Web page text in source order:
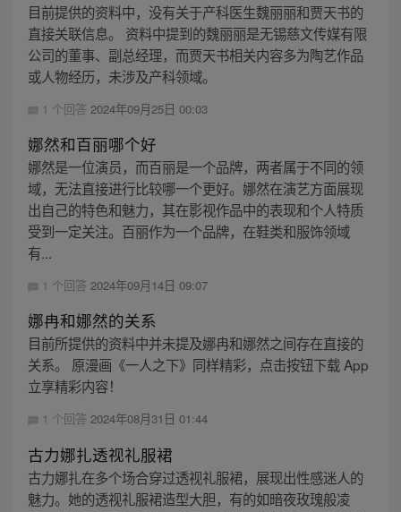
目前提供的资料中，没有关于产科医生魏丽丽和贾天书的
直接关联信息。 资料中提到的魏丽丽是无锡慈文传媒有限
公司的董事、副总经理，而贾天书相关内容多为陶艺作品
或人物经历，未涉及产科领域。
1 个回答 2024年09月25日 00:03
娜然和百丽哪个好
娜然是一位演员，而百丽是一个品牌，两者属于不同的领
域，无法直接进行比较哪一个更好。娜然在演艺方面展现
出自己的特色和魅力，其在影视作品中的表现和个人特质
受到一定关注。百丽作为一个品牌，在鞋类和服饰领域
有...
1 个回答 2024年09月14日 09:07
娜冉和娜然的关系
目前所提供的资料中并未提及娜冉和娜然之间存在直接的
关系。 原漫画《一人之下》同样精彩，点击按钮下载 App
立享精彩内容！
1 个回答 2024年08月31日 01:44
古力娜扎透视礼服裙
古力娜扎在多个场合穿过透视礼服裙，展现出性感迷人的
魅力。她的透视礼服裙造型大胆，有的如暗夜玫瑰般凌